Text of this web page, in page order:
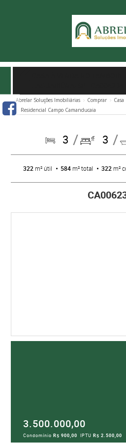
Abrelar Soluções Imobiliárias Comprar Casa
Residencial Campo Camanducaia
3 3
322 m² útil 584m² total 322 m²
3.500.000,00
CondomínioR$ 900,00 IPTUR$ 2.500,00